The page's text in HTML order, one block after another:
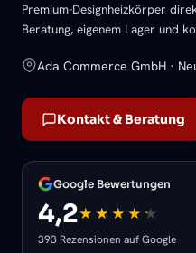
Premium-Designheizkörper
Beratung, eigenem Lager und
Ada Commerce GmbH ·
Kontakt & Beratung
Google Bewertungen
4,2
393 Rezensionen auf Google